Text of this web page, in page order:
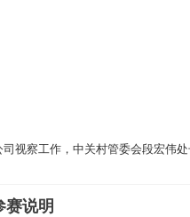
华东师范大学信息学院书记
电子设计竞赛是国家孵化
视察工作，中关村管委会段宏伟
赛说明